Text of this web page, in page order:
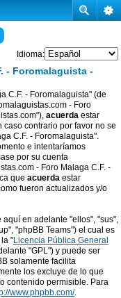
Idioma:
- Foromalaguista -
C.F. - Foromalaguista" (de
- Foro
acuerda estar
caso contrario por favor no se
C.F. - Foromalaguista".
e intentaríamos
por su cuenta
- Foro Malaga C.F. -
que acuerda estar
fueron actualizados y/o
en adelante "ellos", "sus",
"phpBB Teams") el cual es
"Licencia Pública General
"GPL") y puede ser
solamente facilita
los excluye de lo que
contenido permisible. Para
www.phpbb.com/.